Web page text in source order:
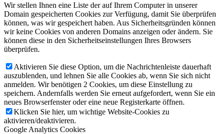
Wir stellen Ihnen eine Liste der auf Ihrem Computer in unserer
Domain gespeicherten Cookies zur Verfügung, damit Sie überprüfen
können, was wir gespeichert haben. Aus Sicherheitsgründen können
wir keine Cookies von anderen Domains anzeigen oder ändern. Sie
können diese in den Sicherheitseinstellungen Ihres Browsers
überprüfen.
Aktivieren Sie diese Option, um die Nachrichtenleiste dauerhaft
auszublenden, und lehnen Sie alle Cookies ab, wenn Sie sich nicht
anmelden. Wir benötigen 2 Cookies, um diese Einstellung zu
speichern. Andernfalls werden Sie erneut aufgefordert, wenn Sie ein
neues Browserfenster oder eine neue Registerkarte öffnen.
Klicken Sie hier, um wichtige Website-Cookies zu
aktivieren/deaktivieren.
Google Analytics Cookies